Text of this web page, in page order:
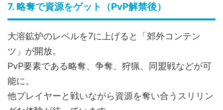
7. 略奪で資源をゲット（PvP解禁後）
大溶鉱炉のレベルを7に上げると「郊外コンテン
ツ」が開放。
PvP要素である略奪、争奪、狩猟、同盟戦などが可
能に。
他プレイヤーと戦いながら資源を奪い合うスリリン